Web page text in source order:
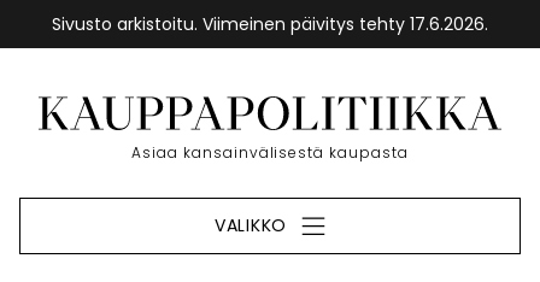
Sivusto arkistoitu. Viimeinen päivitys tehty 17.6.2026.
sisältöön
Etusivu
Asiaa kansainvälisestä kaupasta
VALIKKO